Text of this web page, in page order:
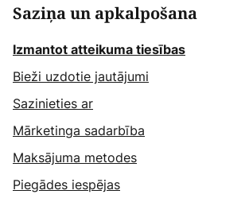
Saziņa un apkalpošana
Izmantot atteikuma tiesības
Bieži uzdotie jautājumi
Sazinieties ar
Mārketinga sadarbība
Maksājuma metodes
Piegādes iespējas